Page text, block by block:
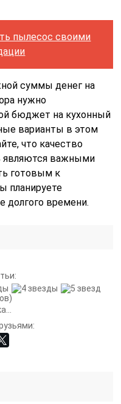
пылесос своими
суммы денег на
нужно
бюджет на кухонный
варианты в этом
что качество
являются важными
готовым к
планируете
долгого времени.